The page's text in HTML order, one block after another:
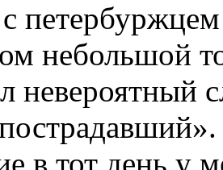
небольшой
невероятный